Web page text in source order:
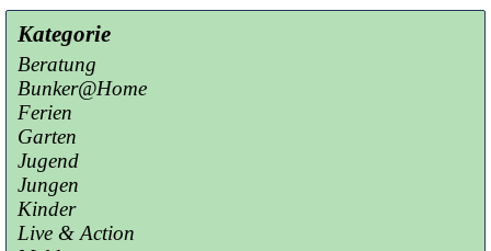
Kategorie
Beratung
Bunker@Home
Ferien
Garten
Jugend
Jungen
Kinder
Live & Action